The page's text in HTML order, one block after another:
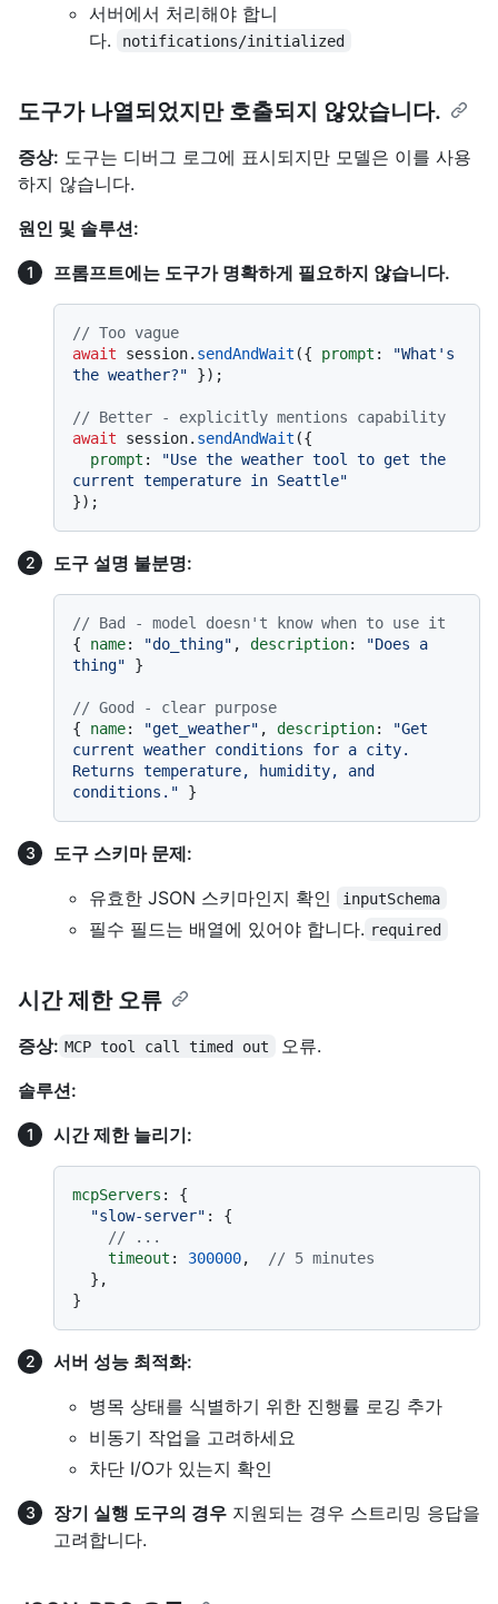
서버에서 처리해야 합니
다.
notifications/initialized
도구가 나열되었지만 호출되지 않았습니다.
증상: 도구는 디버그 로그에 표시되지만 모델은 이를 사용
하지 않습니다.
원인 및 솔루션:
프롬프트에는 도구가 명확하게 필요하지 않습니다.
// Too vague
await session. sendAndWait ({ prompt :
"What's
the weather?" });
// Better - explicitly mentions capability
await session. sendAndWait ({
prompt :
"Use the weather tool to get the
current temperature in Seattle"
도구 설명 불분명:
// Bad - model doesn't know when to use it
{ name: "do_thing" , description:
"Does a
thing" }
// Good - clear purpose
{ name: "get_weather" , description:
"Get
current weather conditions for a city.
Returns temperature, humidity, and
conditions."
도구 스키마 문제:
유효한 JSON 스키마인지 확인
inputSchema
필수 필드는 배열에 있어야 합니다. required
시간 제한 오류
증상: MCP tool call timed out
오류.
솔루션:
시간 제한 늘리기:
mcpServers : {
"slow-server" : {
// ...
timeout : 300000,
// 5 minutes
서버 성능 최적화:
병목 상태를 식별하기 위한 진행률 로깅 추가
비동기 작업을 고려하세요
차단 I/O가 있는지 확인
장기 실행 도구의 경우 지원되는 경우 스트리밍 응답을
고려합니다.